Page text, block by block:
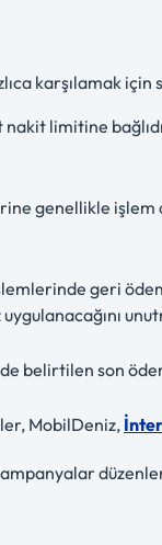
nakit limitine
genellikle işlem
geri
belirtilen son
MobilDeniz,